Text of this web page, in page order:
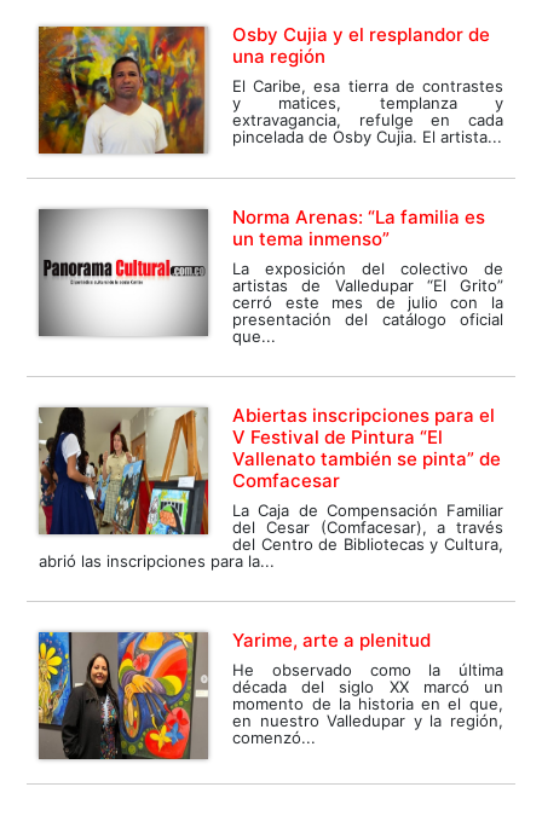
Osby Cujia y el resplandor de
una región
El Caribe, esa tierra de contrastes
y matices, templanza y
extravagancia, refulge en cada
pincelada de Osby Cujia. El artista...
Norma Arenas: “La familia es
un tema inmenso”
La exposición del colectivo de
artistas de Valledupar “El Grito”
cerró este mes de julio con la
presentación del catálogo oficial
que...
Abiertas inscripciones para el
V Festival de Pintura “El
Vallenato también se pinta” de
Comfacesar
La Caja de Compensación Familiar
del Cesar (Comfacesar), a través
del Centro de Bibliotecas y Cultura,
abrió las inscripciones para la...
Yarime, arte a plenitud
He observado como la última
década del siglo XX marcó un
momento de la historia en el que,
en nuestro Valledupar y la región,
comenzó...